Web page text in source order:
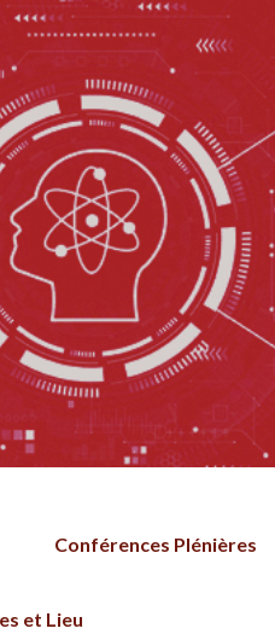
Conférences Plénières
et Lieu